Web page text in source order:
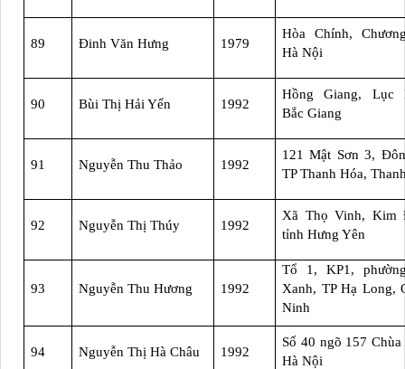
89 Đinh Văn Hưng 1979
Hòa Chính,
Hà Nội
90 Bùi Thị Hải Yến 1992
Hồng Giang, Lục
Bắc Giang
91 Nguyễn Thu Thảo 1992
121 Mật Sơn 3,
TP Thanh Hóa,
92 Nguyễn Thị Thúy 1992
Xã Thọ Vinh, Kim
tỉnh Hưng Yên
93 Nguyễn Thu Hương 1992
Tổ 1, KP1,
Xanh, TP Hạ Long,
Ninh
94 Nguyễn Thị Hà Châu 1992
Số 40 ngõ 157
Hà Nội